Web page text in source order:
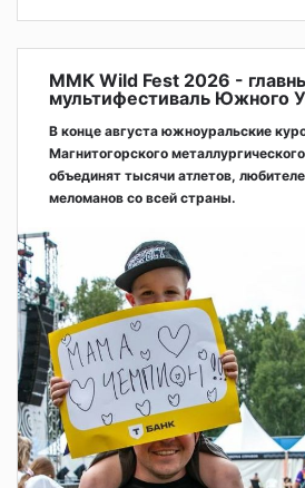
ММК Wild Fest 2026 -
мультифестиваль Южного
В конце августа южноуральские
Магнитогорского
объединят тысячи атлетов,
меломанов со всей страны.